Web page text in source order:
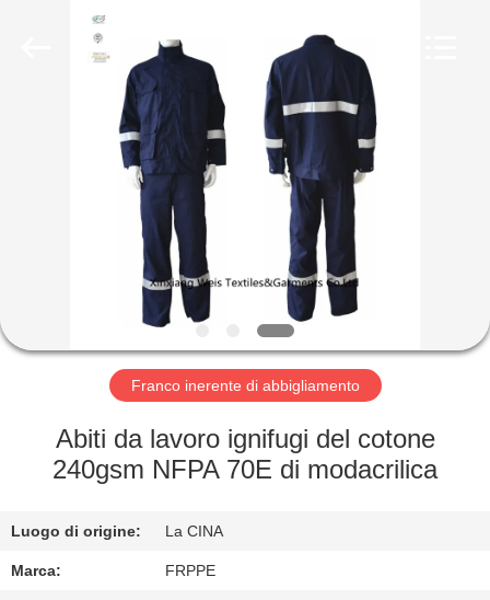
PRODOTTI
GIRO
FABBRICA
DI
QUALITÀ
Textiles&Garments
Franco inerente di abbigliamento
Abiti da lavoro ignifugi del cotone
240gsm NFPA 70E di modacrilica
Luogo di origine: La CINA
Marca: FRPPE